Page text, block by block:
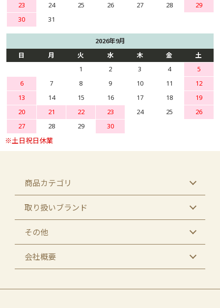
23
24 25 26 27 28
29
30
31
2026年9月
日
月 火 水 木 金
土
1
2 3 4
5
6
7 8 9 10 11
12
13
14 15 16 17 18
19
20
21 22 23 24 25
26
27
28 29 30
商品カテゴリ
取り扱いブランド
その他
会社概要